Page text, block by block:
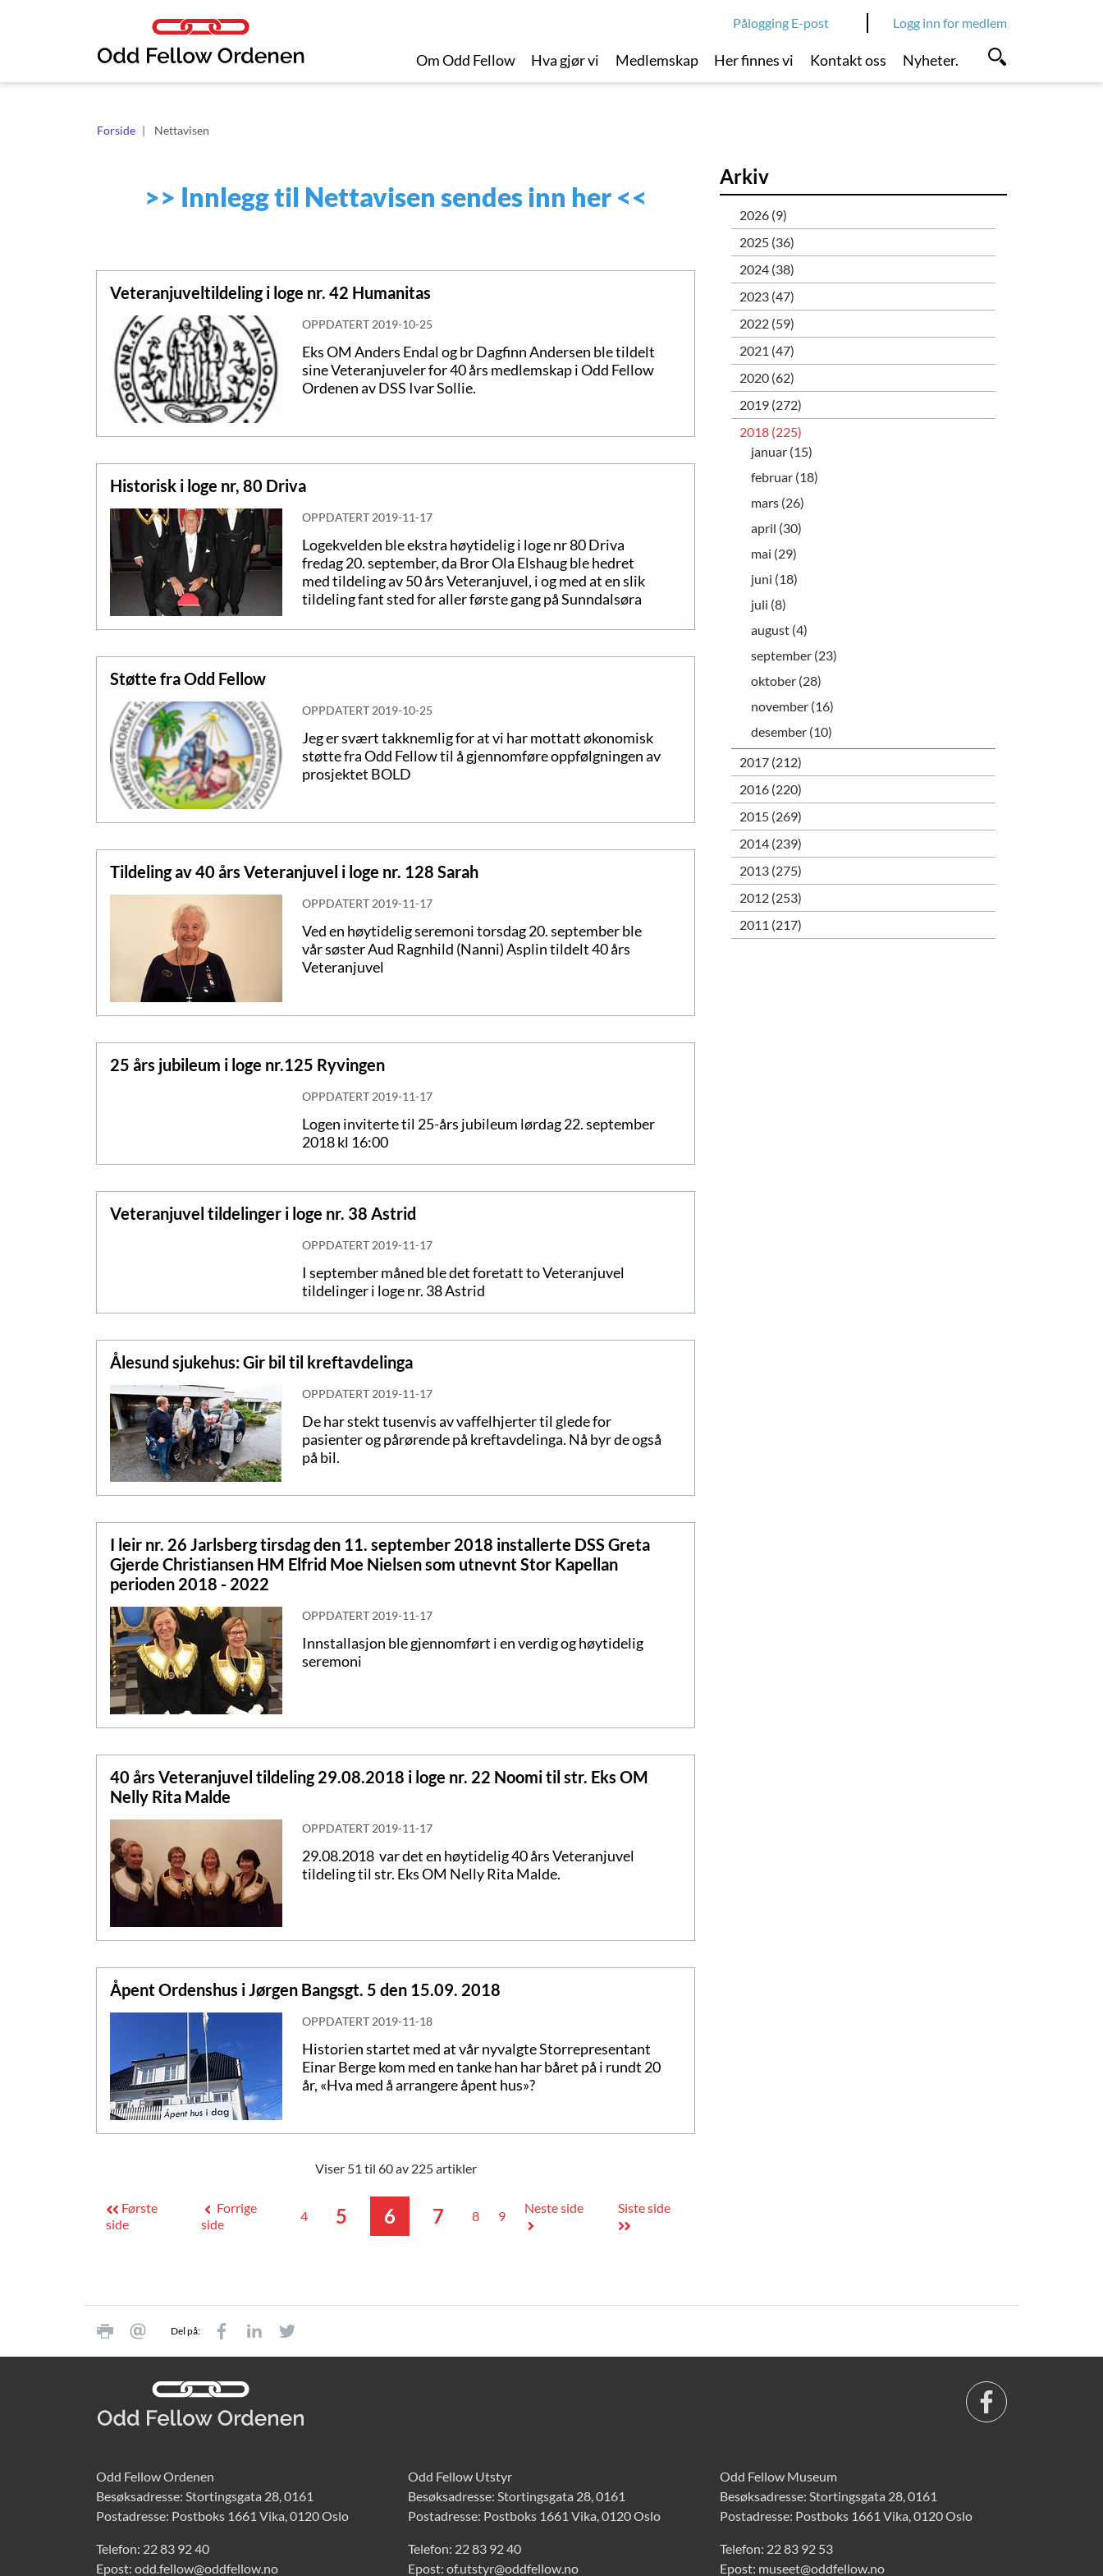
Logg inn for medlem
Pålogging E-post
Om Odd Fellow Hva gjør vi Medlemskap Her finnes vi Kontakt oss Nyheter.
Forside Nettavisen
>> Innlegg til Nettavisen sendes inn her<<
Veteranjuveltildeling i loge nr. 42 Humanitas
OPPDATERT 2019-10-25
Eks OM Anders Endal og br Dagfinn Andersen ble tildelt
sine Veteranjuveler for 40 års medlemskap i Odd Fellow
Ordenen av DSS Ivar Sollie.
Historisk i loge nr, 80 Driva
OPPDATERT 2019-11-17
Logekvelden ble ekstra høytidelig i loge nr 80 Driva
fredag 20. september, da Bror Ola Elshaug ble hedret
med tildeling av 50 års Veteranjuvel, i og med at en slik
tildeling fant sted for aller første gang på Sunndalsøra
Støtte fra Odd Fellow
OPPDATERT 2019-10-25
Jeg er svært takknemlig for at vi har mottatt økonomisk
støtte fra Odd Fellow til å gjennomføre oppfølgningen av
prosjektet BOLD
Tildeling av 40 års Veteranjuvel i loge nr. 128 Sarah
OPPDATERT 2019-11-17
Ved en høytidelig seremoni torsdag 20. september ble
vår søster Aud Ragnhild (Nanni) Asplin tildelt 40 års
Veteranjuvel
25 års jubileum i loge nr.125 Ryvingen
OPPDATERT 2019-11-17
Logen inviterte til 25-års jubileum lørdag 22. september
2018 kl 16:00
Veteranjuvel tildelinger i loge nr. 38 Astrid
OPPDATERT 2019-11-17
I september måned ble det foretatt to Veteranjuvel
tildelinger i loge nr. 38 Astrid
Ålesund sjukehus: Gir bil til kreftavdelinga
OPPDATERT 2019-11-17
De har stekt tusenvis av vaffelhjerter til glede for
pasienter og pårørende på kreftavdelinga. Nå byr de også
på bil.
I leir nr. 26 Jarlsberg tirsdag den 11. september 2018 installerte DSS Greta
Gjerde Christiansen HM Elfrid Moe Nielsen som utnevnt Stor Kapellan
perioden 2018 - 2022
OPPDATERT 2019-11-17
Innstallasjon ble gjennomført i en verdig og høytidelig
seremoni
40 års Veteranjuvel tildeling 29.08.2018 i loge nr. 22 Noomi til str. Eks OM
Nelly Rita Malde
OPPDATERT 2019-11-17
29.08.2018 var det en høytidelig 40 års Veteranjuvel
tildeling til str. Eks OM Nelly Rita Malde.
Åpent Ordenshus i Jørgen Bangsgt. 5 den 15.09. 2018
OPPDATERT 2019-11-18
Historien startet med at vår nyvalgte Storrepresentant
Einar Berge kom med en tanke han har båret på i rundt 20
år, «Hva med å arrangere åpent hus»?
Viser 51 til 60 av 225 artikler
Første
side
Forrige
side
4 5 6 7 8 9
Neste side Siste side
Arkiv
2026 (9)
2025 (36)
2024 (38)
2023 (47)
2022 (59)
2021 (47)
2020 (62)
2019 (272)
2018 (225)
januar (15)
februar (18)
mars (26)
april (30)
mai (29)
juni (18)
juli (8)
august (4)
september (23)
oktober (28)
november (16)
desember (10)
2017 (212)
2016 (220)
2015 (269)
2014 (239)
2013 (275)
2012 (253)
2011 (217)
Del på:
Odd Fellow Ordenen
Besøksadresse: Stortingsgata 28, 0161
Postadresse: Postboks 1661 Vika, 0120 Oslo
Telefon: 22 83 92 40
Epost: odd.fellow@oddfellow.no
Odd Fellow Utstyr
Besøksadresse: Stortingsgata 28, 0161
Postadresse: Postboks 1661 Vika, 0120 Oslo
Telefon: 22 83 92 40
Epost: of.utstyr@oddfellow.no
Odd Fellow Museum
Besøksadresse: Stortingsgata 28, 0161
Postadresse: Postboks 1661 Vika, 0120 Oslo
Telefon: 22 83 92 53
Epost: museet@oddfellow.no